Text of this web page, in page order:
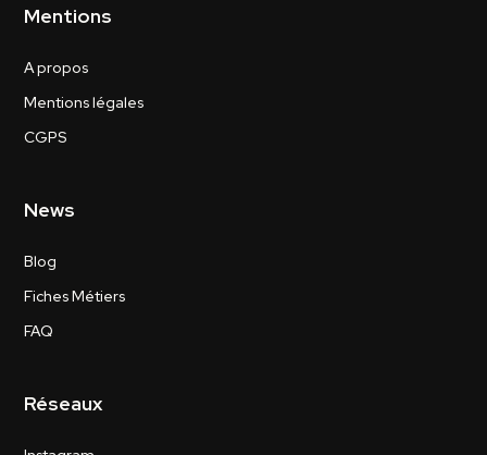
Mentions
A propos
Mentions légales
CGPS
News
Blog
Fiches Métiers
FAQ
Réseaux